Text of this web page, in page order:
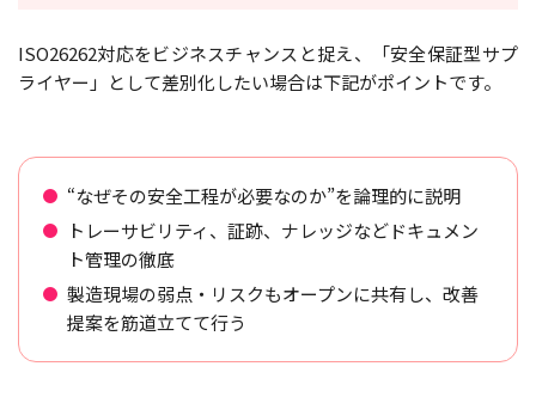
ISO26262対応をビジネスチャンスと捉え、「安全保証型サプ
ライヤー」として差別化したい場合は下記がポイントです。
“なぜその安全工程が必要なのか”を論理的に説明
トレーサビリティ、証跡、ナレッジなどドキュメン
ト管理の徹底
製造現場の弱点・リスクもオープンに共有し、改善
提案を筋道立てて行う